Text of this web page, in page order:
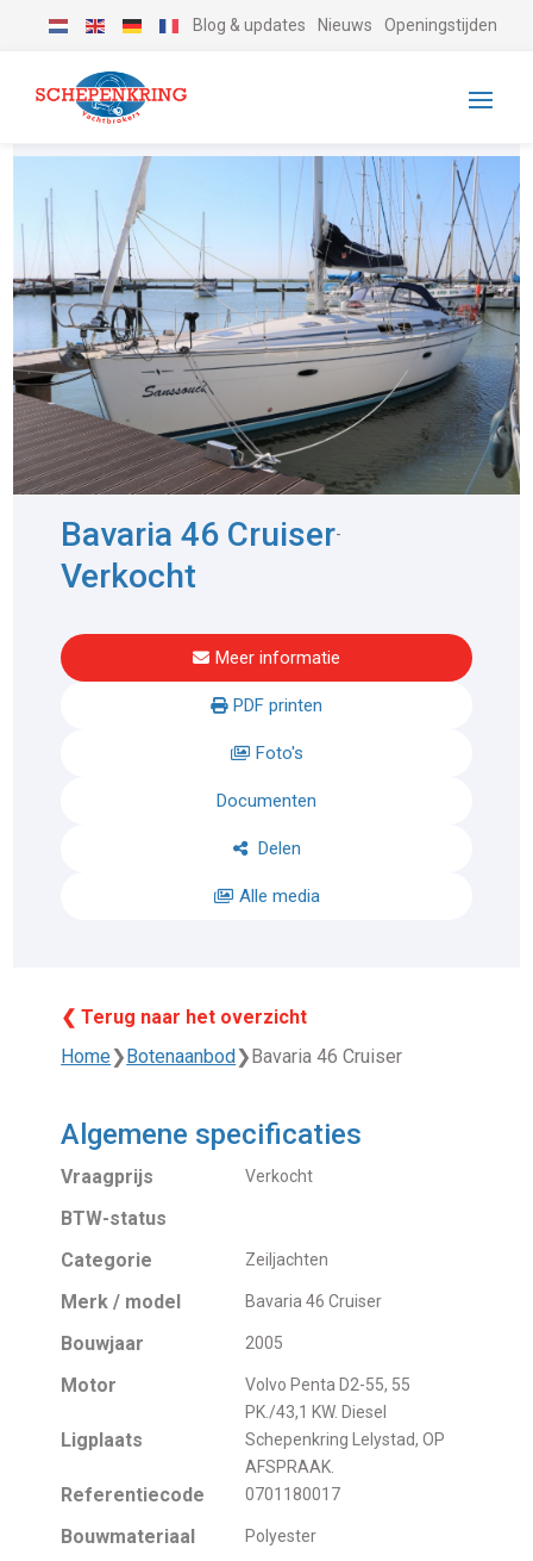
Blog & updates Nieuws Openingstijden
Bavaria 46 Cruiser-
Verkocht
Meer informatie
PDF printen
Foto's
Documenten
Delen
Alle media
❮ Terug naar het overzicht
Home❯Botenaanbod❯Bavaria 46 Cruiser
Algemene specificaties
Vraagprijs Verkocht
BTW-status
Categorie
Zeiljachten
Merk / model Bavaria 46 Cruiser
Bouwjaar 2005
Motor
Volvo Penta D2-55, 55
PK./43,1 KW. Diesel
Ligplaats
Schepenkring Lelystad, OP
AFSPRAAK.
Referentiecode 0701180017
Bouwmateriaal Polyester